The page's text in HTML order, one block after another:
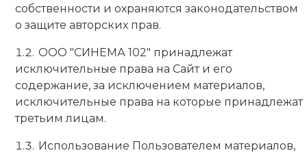
собственности и охраняются законодательством
о защите авторских прав.
ООО "СИНЕМА 102" принадлежат
исключительные права на Сайт и его
содержание, за исключением материалов,
исключительные права на которые принадлежат
третьим лицам.
Использование Пользователем материалов,